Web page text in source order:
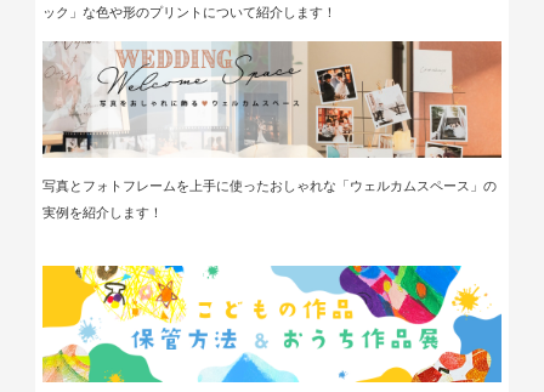
ック」な色や形のプリントについて紹介します！
写真とフォトフレームを上手に使ったおしゃれな「ウェルカムスペース」の
実例を紹介します！